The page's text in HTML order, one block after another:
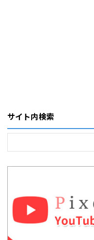
サイト内検索